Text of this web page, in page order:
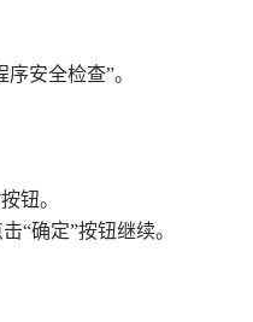
安全检查”。
钮。
“确定”按钮继续。